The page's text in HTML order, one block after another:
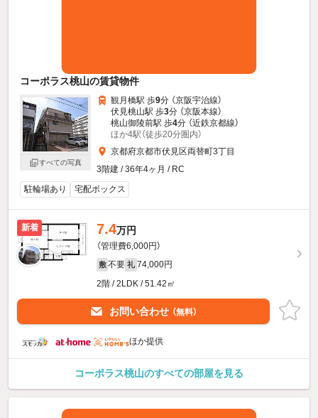
コーポラス桃山の賃貸物件
すべての写真
観月橋駅 歩9分 （京阪宇治線）
伏見桃山駅 歩3分 （京阪本線）
桃山御陵前駅 歩4分 （近鉄京都線）
ほか4駅（徒歩20分圏内）
京都府京都市伏見区両替町3丁目
3階建 / 36年4ヶ月 / RC
駐輪場あり
宅配ボックス
新着 7.4万円
（管理費6,000円）
敷 不要 礼 74,000円
2階 / 2LDK / 51.42㎡
お問い合わせ （無料）
ほか提供
コーポラス桃山のすべての部屋を見る